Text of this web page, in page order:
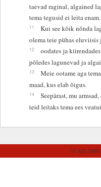
taevad raginal, algained
tema tegusid ei leita enam.
11
Kui see kõik nõnda
olema teie pühas eluviisis
12
oodates ja
põledes lagunevad ja
13
Meie ootame aga
maad, kus elab õigus.
14
Seepärast, mu
teid leitaks tema ees
© AD